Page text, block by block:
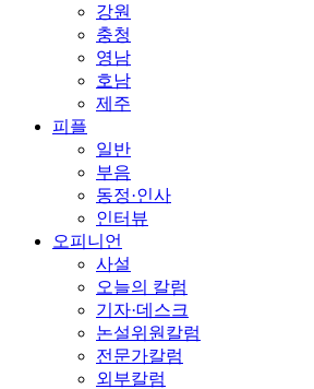
강원
충청
영남
호남
제주
피플
일반
부음
동정·인사
인터뷰
오피니언
사설
오늘의 칼럼
기자·데스크
논설위원칼럼
전문가칼럼
외부칼럼